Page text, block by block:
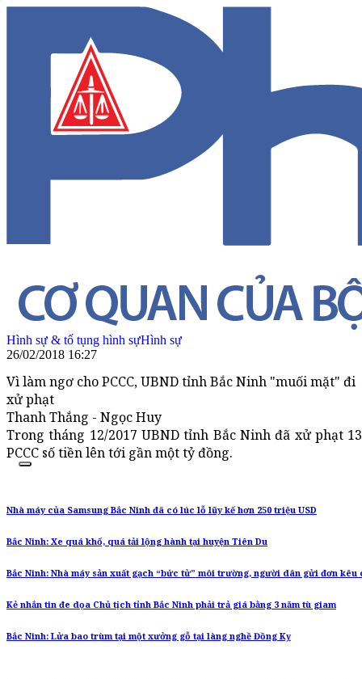
Hình sự & tố tụng hình sựHình sự
26/02/2018 16:27
Vì làm ngơ cho PCCC, UBND tỉnh Bắc Ninh "muối mặt" đi
xử phạt
Thanh Thắng - Ngọc Huy
Trong tháng 12/2017 UBND tỉnh Bắc Ninh đã xử phạt
PCCC số tiền lên tới gần một tỷ đồng.
Nhà máy của Samsung Bắc Ninh đã có lúc lỗ lũy kế hơn 250 triệu USD
Bắc Ninh: Xe quá khổ, quá tải lộng hành tại huyện Tiên Du
Bắc Ninh: Nhà máy sản xuất gạch “bức tử” môi trường, người dân gửi đơn kêu
Kẻ nhắn tin đe dọa Chủ tịch tỉnh Bắc Ninh phải trả giá bằng 3 năm tù giam
Bắc Ninh: Lửa bao trùm tại một xưởng gỗ tại làng nghề Đồng Kỵ